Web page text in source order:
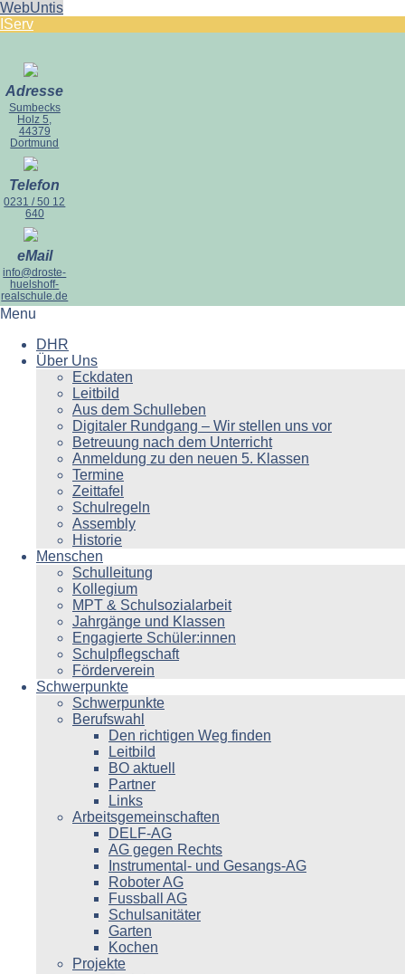
WebUntis
IServ
Adresse
Sumbecks
Holz 5,
44379
Dortmund
Telefon
0231 / 50 12
640
eMail
info@droste-
huelshoff-
realschule.de
Menu
DHR
Über Uns
Eckdaten
Leitbild
Aus dem Schulleben
Digitaler Rundgang – Wir stellen uns vor
Betreuung nach dem Unterricht
Anmeldung zu den neuen 5. Klassen
Termine
Zeittafel
Schulregeln
Assembly
Historie
Menschen
Schulleitung
Kollegium
MPT & Schulsozialarbeit
Jahrgänge und Klassen
Engagierte Schüler:innen
Schulpflegschaft
Förderverein
Schwerpunkte
Schwerpunkte
Berufswahl
Den richtigen Weg finden
Leitbild
BO aktuell
Partner
Links
Arbeitsgemeinschaften
DELF-AG
AG gegen Rechts
Instrumental- und Gesangs-AG
Roboter AG
Fussball AG
Schulsanitäter
Garten
Kochen
Projekte